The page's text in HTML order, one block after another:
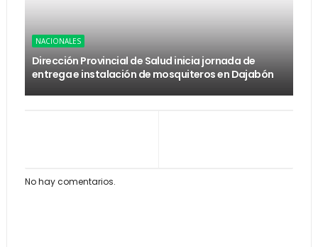
NACIONALES
Dirección Provincial de Salud inicia jornada de
entrega e instalación de mosquiteros en Dajabón
No hay comentarios.